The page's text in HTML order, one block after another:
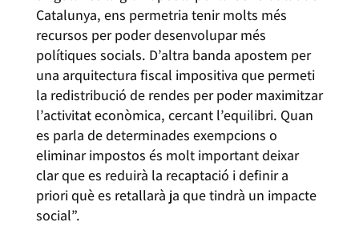
Catalunya, ens permetria tenir molts més
recursos per poder desenvolupar més
polítiques socials. D’altra banda apostem per
una arquitectura fiscal impositiva que permeti
la redistribució de rendes per poder maximitzar
l’activitat econòmica, cercant l’equilibri. Quan
es parla de determinades exempcions o
eliminar impostos és molt important deixar
clar que es reduirà la recaptació i definir a
priori què es retallarà ja que tindrà un impacte
social”.